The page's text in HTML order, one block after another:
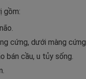
gồm:
cứng, dưới màng cứng.
bán cầu, u tủy sống.